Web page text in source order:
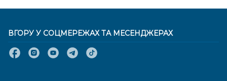
ВГОРУ У СОЦМЕРЕЖАХ ТА МЕСЕНДЖЕРАХ